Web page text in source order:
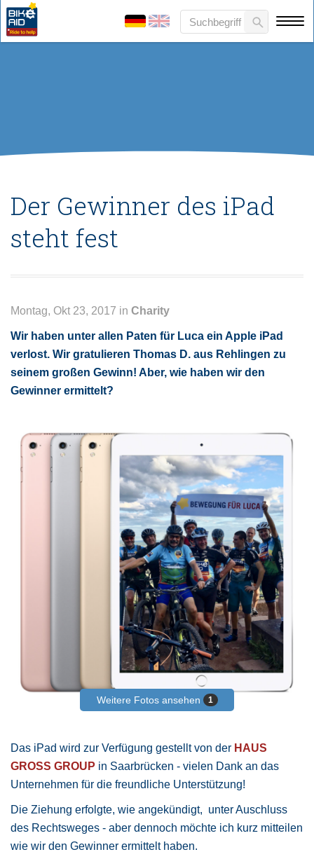
Der Gewinner des iPad
steht fest
Montag, Okt 23, 2017 in Charity
Wir haben unter allen Paten für Luca ein Apple iPad
verlost. Wir gratulieren Thomas D. aus Rehlingen zu
seinem großen Gewinn! Aber, wie haben wir den
Gewinner ermittelt?
Weitere Fotos ansehen 1
Das iPad wird zur Verfügung gestellt von der HAUS
GROSS GROUP in Saarbrücken - vielen Dank an das
Unternehmen für die freundliche Unterstützung!
Die Ziehung erfolgte, wie angekündigt, unter Auschluss
des Rechtsweges - aber dennoch möchte ich kurz mitteilen
wie wir den Gewinner ermittelt haben.